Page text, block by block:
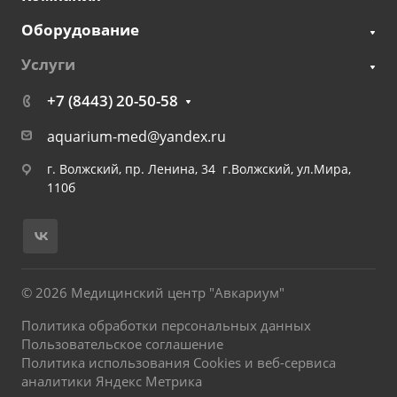
Оборудование
Услуги
+7 (8443) 20-50-58
aquarium-med@yandex.ru
г. Волжский, пр. Ленина, 34 г.Волжский, ул.Мира,
110б
© 2026 Медицинский центр "Авкариум"
Политика обработки персональных данных
Пользовательское соглашение
Политика использования Cookies и веб-сервиса
аналитики Яндекс Метрика